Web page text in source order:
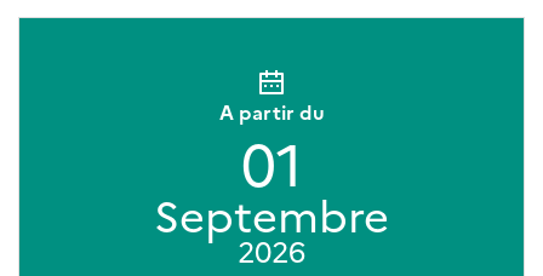
A partir du
01
Septembre
2026